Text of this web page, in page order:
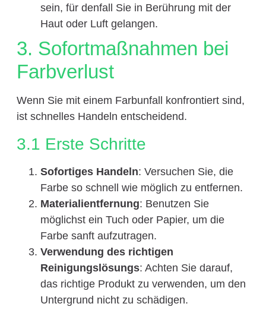
sein, für denfall Sie in Berührung mit der
Haut oder Luft gelangen.
3. Sofortmaßnahmen bei
Farbverlust
Wenn Sie mit einem Farbunfall konfrontiert sind,
ist schnelles Handeln entscheidend.
3.1 Erste Schritte
Sofortiges Handeln: Versuchen Sie, die
Farbe so schnell wie möglich zu entfernen.
Materialientfernung: Benutzen Sie
möglichst ein Tuch oder Papier, um die
Farbe sanft aufzutragen.
Verwendung des richtigen
Reinigungslösungs: Achten Sie darauf,
das richtige Produkt zu verwenden, um den
Untergrund nicht zu schädigen.